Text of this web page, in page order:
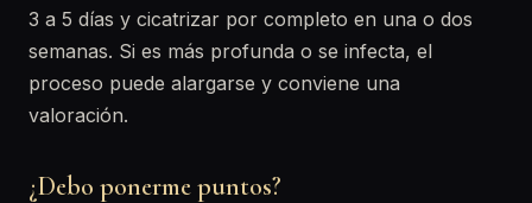
3 a 5 días y cicatrizar por completo en una o dos
semanas. Si es más profunda o se infecta, el
proceso puede alargarse y conviene una
valoración.
¿Debo ponerme puntos?